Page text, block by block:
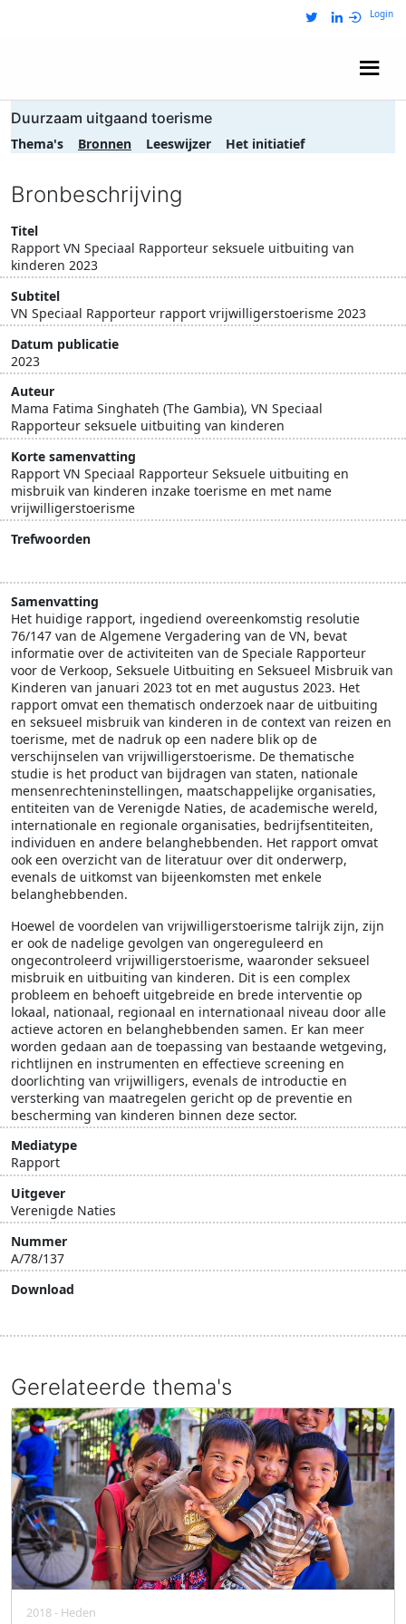
Login
Duurzaam uitgaand toerisme
Thema's Bronnen Leeswijzer Het initiatief
Bronbeschrijving
Titel
Rapport VN Speciaal Rapporteur seksuele uitbuiting van
kinderen 2023
Subtitel
VN Speciaal Rapporteur rapport vrijwilligerstoerisme 2023
Datum publicatie
2023
Auteur
Mama Fatima Singhateh (The Gambia), VN Speciaal
Rapporteur seksuele uitbuiting van kinderen
Korte samenvatting
Rapport VN Speciaal Rapporteur Seksuele uitbuiting en
misbruik van kinderen inzake toerisme en met name
vrijwilligerstoerisme
Trefwoorden
Samenvatting
Het huidige rapport, ingediend overeenkomstig resolutie
76/147 van de Algemene Vergadering van de VN, bevat
informatie over de activiteiten van de Speciale Rapporteur
voor de Verkoop, Seksuele Uitbuiting en Seksueel Misbruik van
Kinderen van januari 2023 tot en met augustus 2023. Het
rapport omvat een thematisch onderzoek naar de uitbuiting
en seksueel misbruik van kinderen in de context van reizen en
toerisme, met de nadruk op een nadere blik op de
verschijnselen van vrijwilligerstoerisme. De thematische
studie is het product van bijdragen van staten, nationale
mensenrechteninstellingen, maatschappelijke organisaties,
entiteiten van de Verenigde Naties, de academische wereld,
internationale en regionale organisaties, bedrijfsentiteiten,
individuen en andere belanghebbenden. Het rapport omvat
ook een overzicht van de literatuur over dit onderwerp,
evenals de uitkomst van bijeenkomsten met enkele
belanghebbenden.
Hoewel de voordelen van vrijwilligerstoerisme talrijk zijn, zijn
er ook de nadelige gevolgen van ongereguleerd en
ongecontroleerd vrijwilligerstoerisme, waaronder seksueel
misbruik en uitbuiting van kinderen. Dit is een complex
probleem en behoeft uitgebreide en brede interventie op
lokaal, nationaal, regionaal en internationaal niveau door alle
actieve actoren en belanghebbenden samen. Er kan meer
worden gedaan aan de toepassing van bestaande wetgeving,
richtlijnen en instrumenten en effectieve screening en
doorlichting van vrijwilligers, evenals de introductie en
versterking van maatregelen gericht op de preventie en
bescherming van kinderen binnen deze sector.
Mediatype
Rapport
Uitgever
Verenigde Naties
Nummer
A/78/137
Download
Gerelateerde thema's
2018 - Heden